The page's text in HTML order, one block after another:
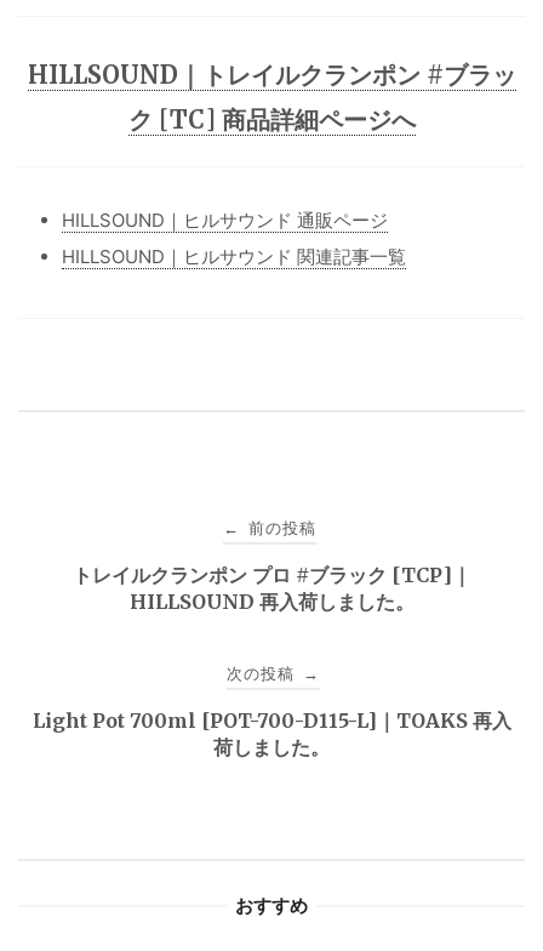
HILLSOUND｜トレイルクランポン #ブラッ
ク [TC] 商品詳細ページへ
HILLSOUND｜ヒルサウンド 通販ページ
HILLSOUND｜ヒルサウンド 関連記事一覧
ゲ
← 前の投稿
トレイルクランポン プロ #ブラック [TCP]｜
HILLSOUND 再入荷しました。
次の投稿 →
Light Pot 700ml [POT-700-D115-L]｜TOAKS 再入
荷しました。
おすすめ